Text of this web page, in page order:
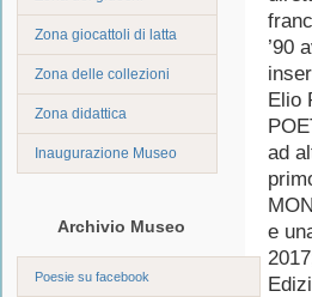
Zona giocattoli di latta
Zona delle collezioni
Zona didattica
Inaugurazione Museo
Archivio Museo
Poesie su facebook
’90
Elio
ad
e